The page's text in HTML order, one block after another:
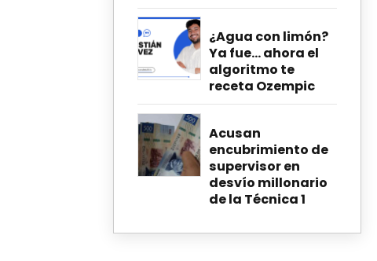
¿Agua con limón?
Ya fue… ahora el
algoritmo te
receta Ozempic
Acusan
encubrimiento de
supervisor en
desvío millonario
de la Técnica 1